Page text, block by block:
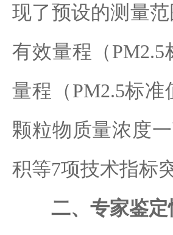
现了预设的测量
有效量程（
量程（PM2.5标
颗粒物质量浓度
积等7项技术指标
二、专家鉴定